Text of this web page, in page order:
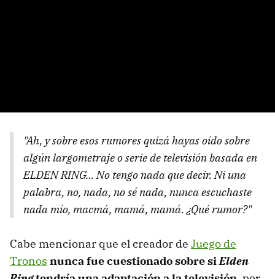
"Ah, y sobre esos rumores quizá hayas oído sobre
algún largometraje o serie de televisión basada en
ELDEN RING… No tengo nada que decir. Ni una
palabra, no, nada, no sé nada, nunca escuchaste
nada mío, macmá, mamá, mamá. ¿Qué rumor?"
Cabe mencionar que el creador de Juego de
Tronos nunca fue cuestionado sobre siElden